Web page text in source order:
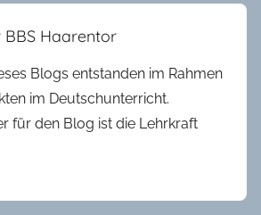
Haarentor
Blogs entstanden im Rahmen
im Deutschunterricht.
für den Blog ist die Lehrkraft